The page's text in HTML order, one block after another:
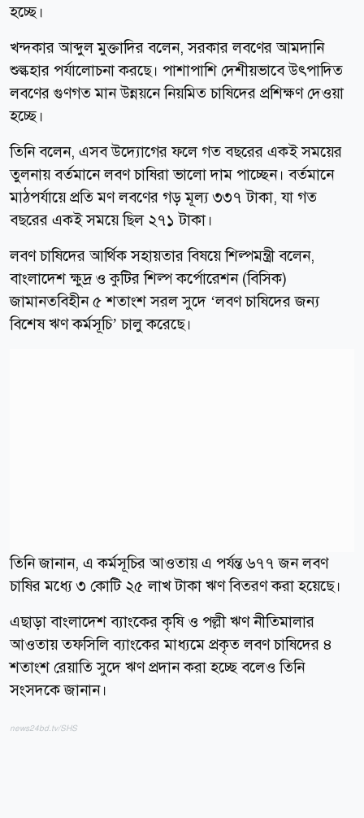
হচ্ছে।
খন্দকার আব্দুল মুক্তাদির বলেন, সরকার লবণের আমদানি
শুল্কহার পর্যালোচনা করছে। পাশাপাশি দেশীয়ভাবে উৎপাদিত
লবণের গুণগত মান উন্নয়নে নিয়মিত চাষিদের প্রশিক্ষণ দেওয়া
হচ্ছে।
তিনি বলেন, এসব উদ্যোগের ফলে গত বছরের একই সময়ের
তুলনায় বর্তমানে লবণ চাষিরা ভালো দাম পাচ্ছেন। বর্তমানে
মাঠপর্যায়ে প্রতি মণ লবণের গড় মূল্য ৩৩৭ টাকা, যা গত
বছরের একই সময়ে ছিল ২৭১ টাকা।
লবণ চাষিদের আর্থিক সহায়তার বিষয়ে শিল্পমন্ত্রী বলেন,
বাংলাদেশ ক্ষুদ্র ও কুটির শিল্প কর্পোরেশন (বিসিক)
জামানতবিহীন ৫ শতাংশ সরল সুদে ‘লবণ চাষিদের জন্য
বিশেষ ঋণ কর্মসূচি’ চালু করেছে।
তিনি জানান, এ কর্মসূচির আওতায় এ পর্যন্ত ৬৭৭ জন লবণ
চাষির মধ্যে ৩ কোটি ২৫ লাখ টাকা ঋণ বিতরণ করা হয়েছে।
এছাড়া বাংলাদেশ ব্যাংকের কৃষি ও পল্লী ঋণ নীতিমালার
আওতায় তফসিলি ব্যাংকের মাধ্যমে প্রকৃত লবণ চাষিদের ৪
শতাংশ রেয়াতি সুদে ঋণ প্রদান করা হচ্ছে বলেও তিনি
সংসদকে জানান।
news24bd.tv/SHS